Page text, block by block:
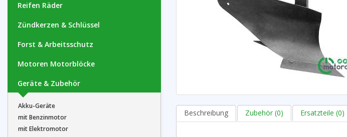
Reifen Räder
Zündkerzen & Schlüssel
Forst & Arbeitsschutz
Motoren Motorblöcke
Geräte & Zubehör
Akku-Geräte
mit Benzinmotor
mit Elektromotor
Beschreibung Zubehör (0) Ersatzteile (0)